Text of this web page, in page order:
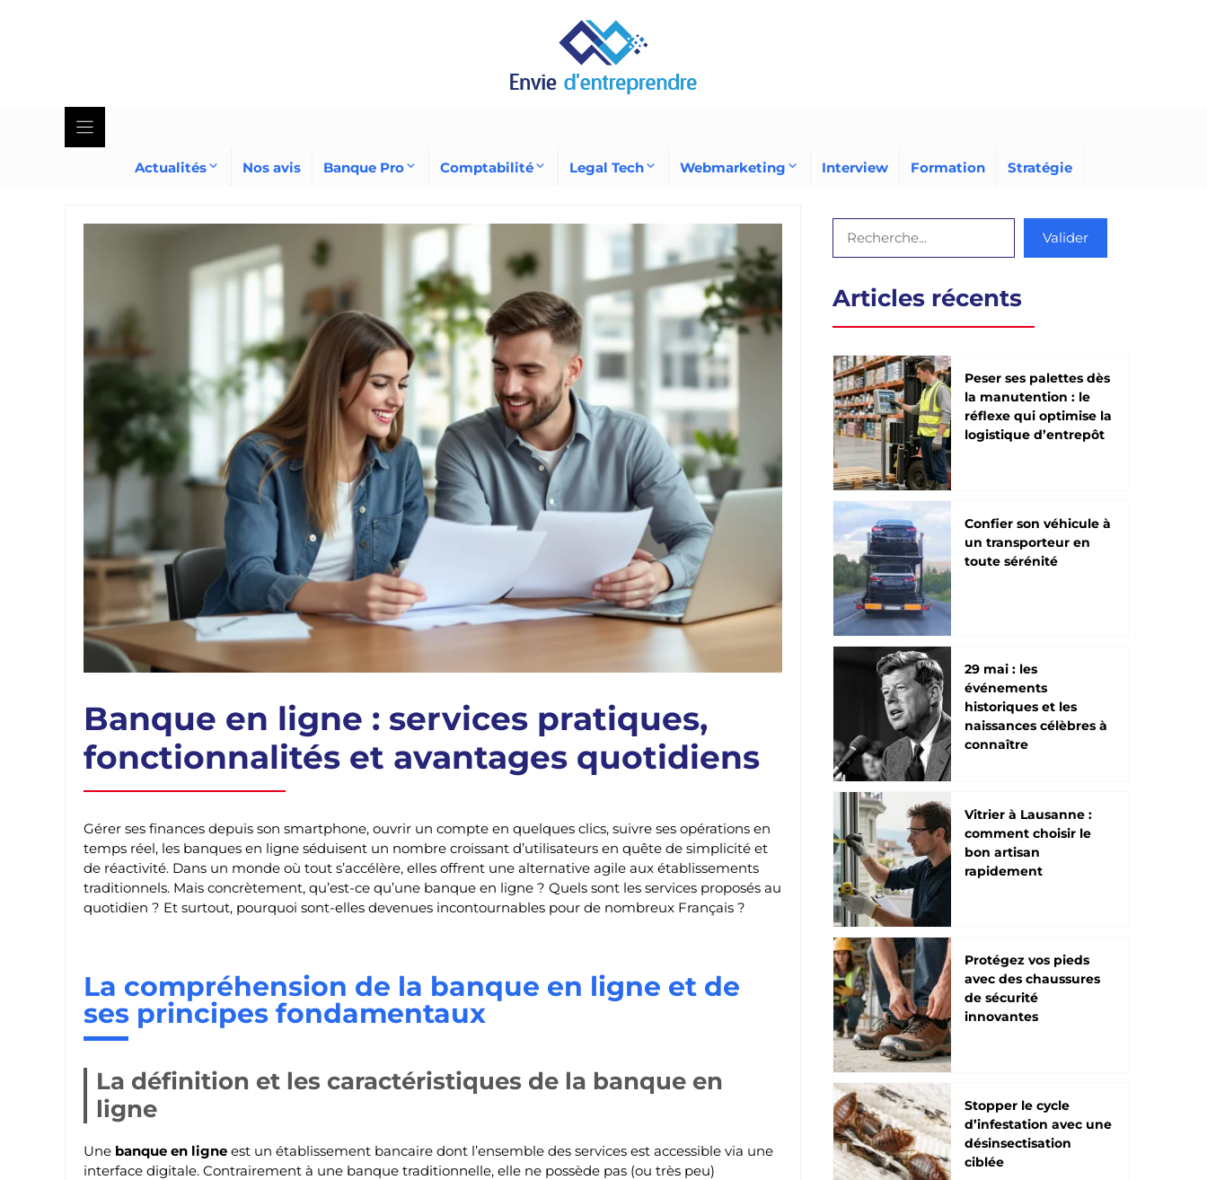
Actualités Nos avis Banque Pro Comptabilité Legal Tech Webmarketing Interview Formation Stratégie
Banque en ligne : services pratiques,
fonctionnalités et avantages quotidiens
Gérer ses finances depuis son smartphone, ouvrir un compte en quelques clics, suivre ses opérations en
temps réel, les banques en ligne séduisent un nombre croissant d’utilisateurs en quête de simplicité et
de réactivité. Dans un monde où tout s’accélère, elles offrent une alternative agile aux établissements
traditionnels. Mais concrètement, qu’est-ce qu’une banque en ligne ? Quels sont les services proposés au
quotidien ? Et surtout, pourquoi sont-elles devenues incontournables pour de nombreux Français ?
La compréhension de la banque en ligne et de
ses principes fondamentaux
La définition et les caractéristiques de la banque en
ligne
Une banque en ligne est un établissement bancaire dont l’ensemble des services est accessible via une
interface digitale. Contrairement à une banque traditionnelle, elle ne possède pas (ou très peu)
Valider
Articles récents
Peser ses palettes dès
la manutention : le
réflexe qui optimise la
logistique d’entrepôt
Confier son véhicule à
un transporteur en
toute sérénité
29 mai : les
événements
historiques et les
naissances célèbres à
connaître
Vitrier à Lausanne :
comment choisir le
bon artisan
rapidement
Protégez vos pieds
avec des chaussures
de sécurité
innovantes
Stopper le cycle
d’infestation avec une
désinsectisation
ciblée